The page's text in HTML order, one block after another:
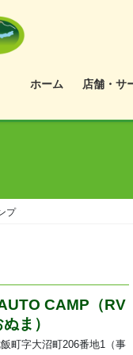
ホーム 店舗・サ
プ
CAMP（RV
ま）
町字大沼町206番地1（事